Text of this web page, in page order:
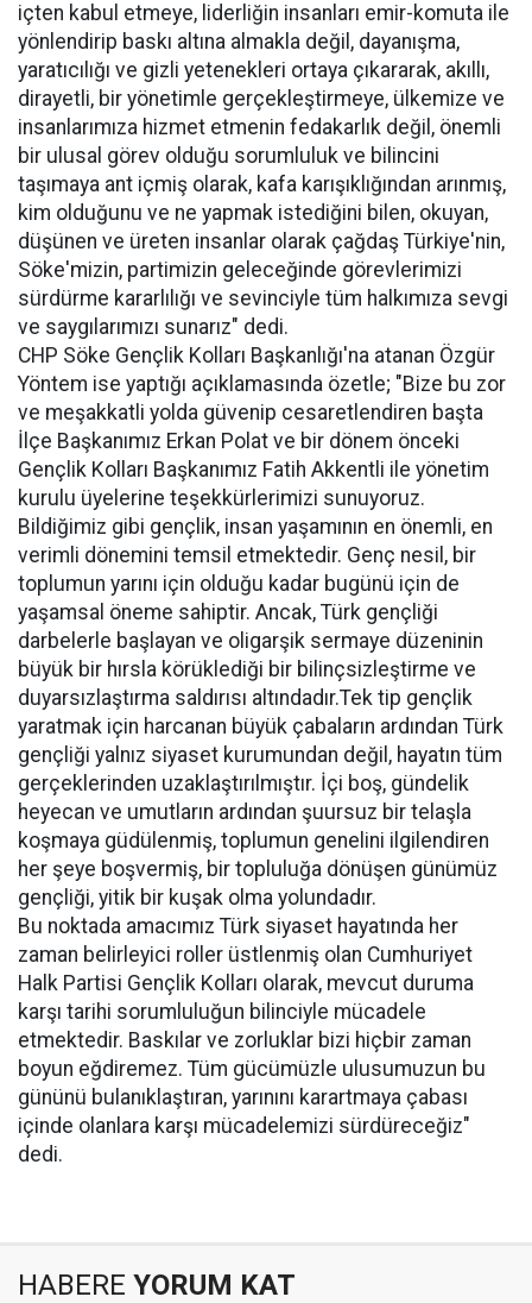
içten kabul etmeye, liderliğin insanları emir-komuta ile
yönlendirip baskı altına almakla değil, dayanışma,
yaratıcılığı ve gizli yetenekleri ortaya çıkararak, akıllı,
dirayetli, bir yönetimle gerçekleştirmeye, ülkemize ve
insanlarımıza hizmet etmenin fedakarlık değil, önemli
bir ulusal görev olduğu sorumluluk ve bilincini
taşımaya ant içmiş olarak, kafa karışıklığından arınmış,
kim olduğunu ve ne yapmak istediğini bilen, okuyan,
düşünen ve üreten insanlar olarak çağdaş Türkiye'nin,
Söke'mizin, partimizin geleceğinde görevlerimizi
sürdürme kararlılığı ve sevinciyle tüm halkımıza sevgi
ve saygılarımızı sunarız" dedi.
CHP Söke Gençlik Kolları Başkanlığı'na atanan Özgür
Yöntem ise yaptığı açıklamasında özetle; "Bize bu zor
ve meşakkatli yolda güvenip cesaretlendiren başta
İlçe Başkanımız Erkan Polat ve bir dönem önceki
Gençlik Kolları Başkanımız Fatih Akkentli ile yönetim
kurulu üyelerine teşekkürlerimizi sunuyoruz.
Bildiğimiz gibi gençlik, insan yaşamının en önemli, en
verimli dönemini temsil etmektedir. Genç nesil, bir
toplumun yarını için olduğu kadar bugünü için de
yaşamsal öneme sahiptir. Ancak, Türk gençliği
darbelerle başlayan ve oligarşik sermaye düzeninin
büyük bir hırsla körüklediği bir bilinçsizleştirme ve
duyarsızlaştırma saldırısı altındadır.Tek tip gençlik
yaratmak için harcanan büyük çabaların ardından Türk
gençliği yalnız siyaset kurumundan değil, hayatın tüm
gerçeklerinden uzaklaştırılmıştır. İçi boş, gündelik
heyecan ve umutların ardından şuursuz bir telaşla
koşmaya güdülenmiş, toplumun genelini ilgilendiren
her şeye boşvermiş, bir topluluğa dönüşen günümüz
gençliği, yitik bir kuşak olma yolundadır.
Bu noktada amacımız Türk siyaset hayatında her
zaman belirleyici roller üstlenmiş olan Cumhuriyet
Halk Partisi Gençlik Kolları olarak, mevcut duruma
karşı tarihi sorumluluğun bilinciyle mücadele
etmektedir. Baskılar ve zorluklar bizi hiçbir zaman
boyun eğdiremez. Tüm gücümüzle ulusumuzun bu
gününü bulanıklaştıran, yarınını karartmaya çabası
içinde olanlara karşı mücadelemizi sürdüreceğiz"
dedi.
HABERE YORUM KAT